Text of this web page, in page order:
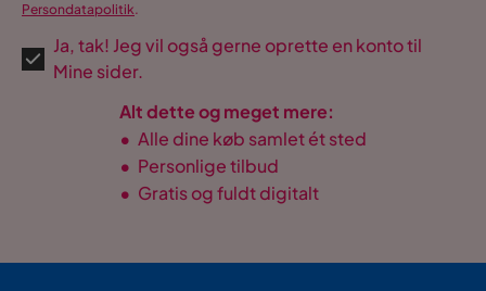
Persondatapolitik.
Ja, tak! Jeg vil også gerne oprette en konto til
Mine sider.
Alt dette og meget mere:
• Alle dine køb samlet ét sted
• Personlige tilbud
• Gratis og fuldt digitalt